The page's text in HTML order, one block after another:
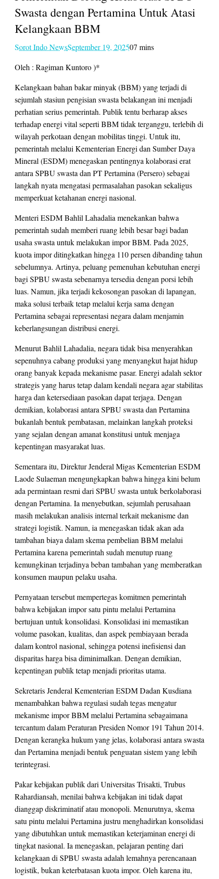
Swasta dengan Pertamina Untuk Atasi
Kelangkaan BBM
Sorot Indo NewsSeptember 19, 202507 mins
Oleh : Ragiman Kuntoro )*
Kelangkaan bahan bakar minyak (BBM) yang terjadi di
sejumlah stasiun pengisian swasta belakangan ini menjadi
perhatian serius pemerintah. Publik tentu berharap akses
terhadap energi vital seperti BBM tidak terganggu, terlebih di
wilayah perkotaan dengan mobilitas tinggi. Untuk itu,
pemerintah melalui Kementerian Energi dan Sumber Daya
Mineral (ESDM) menegaskan pentingnya kolaborasi erat
antara SPBU swasta dan PT Pertamina (Persero) sebagai
langkah nyata mengatasi permasalahan pasokan sekaligus
memperkuat ketahanan energi nasional.
Menteri ESDM Bahlil Lahadalia menekankan bahwa
pemerintah sudah memberi ruang lebih besar bagi badan
usaha swasta untuk melakukan impor BBM. Pada 2025,
kuota impor ditingkatkan hingga 110 persen dibanding tahun
sebelumnya. Artinya, peluang pemenuhan kebutuhan energi
bagi SPBU swasta sebenarnya tersedia dengan porsi lebih
luas. Namun, jika terjadi kekosongan pasokan di lapangan,
maka solusi terbaik tetap melalui kerja sama dengan
Pertamina sebagai representasi negara dalam menjamin
keberlangsungan distribusi energi.
Menurut Bahlil Lahadalia, negara tidak bisa menyerahkan
sepenuhnya cabang produksi yang menyangkut hajat hidup
orang banyak kepada mekanisme pasar. Energi adalah sektor
strategis yang harus tetap dalam kendali negara agar stabilitas
harga dan ketersediaan pasokan dapat terjaga. Dengan
demikian, kolaborasi antara SPBU swasta dan Pertamina
bukanlah bentuk pembatasan, melainkan langkah proteksi
yang sejalan dengan amanat konstitusi untuk menjaga
kepentingan masyarakat luas.
Sementara itu, Direktur Jenderal Migas Kementerian ESDM
Laode Sulaeman mengungkapkan bahwa hingga kini belum
ada permintaan resmi dari SPBU swasta untuk berkolaborasi
dengan Pertamina. Ia menyebutkan, sejumlah perusahaan
masih melakukan analisis internal terkait mekanisme dan
strategi logistik. Namun, ia menegaskan tidak akan ada
tambahan biaya dalam skema pembelian BBM melalui
Pertamina karena pemerintah sudah menutup ruang
kemungkinan terjadinya beban tambahan yang memberatkan
konsumen maupun pelaku usaha.
Pernyataan tersebut mempertegas komitmen pemerintah
bahwa kebijakan impor satu pintu melalui Pertamina
bertujuan untuk konsolidasi. Konsolidasi ini memastikan
volume pasokan, kualitas, dan aspek pembiayaan berada
dalam kontrol nasional, sehingga potensi inefisiensi dan
disparitas harga bisa diminimalkan. Dengan demikian,
kepentingan publik tetap menjadi prioritas utama.
Sekretaris Jenderal Kementerian ESDM Dadan Kusdiana
menambahkan bahwa regulasi sudah tegas mengatur
mekanisme impor BBM melalui Pertamina sebagaimana
tercantum dalam Peraturan Presiden Nomor 191 Tahun 2014.
Dengan kerangka hukum yang jelas, kolaborasi antara swasta
dan Pertamina menjadi bentuk penguatan sistem yang lebih
terintegrasi.
Pakar kebijakan publik dari Universitas Trisakti, Trubus
Rahardiansah, menilai bahwa kebijakan ini tidak dapat
dianggap diskriminatif atau monopoli. Menurutnya, skema
satu pintu melalui Pertamina justru menghadirkan konsolidasi
yang dibutuhkan untuk memastikan keterjaminan energi di
tingkat nasional. Ia menegaskan, pelajaran penting dari
kelangkaan di SPBU swasta adalah lemahnya perencanaan
logistik, bukan keterbatasan kuota impor. Oleh karena itu,